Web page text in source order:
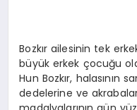
Bozkır ailesinin tek
büyük erkek çocuğu
Hun Bozkır, halasının
dedelerine ve